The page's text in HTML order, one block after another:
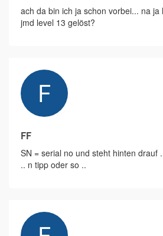
ach da bin ich ja schon vorbei... na ja
jmd level 13 gelöst?
FF
SN = serial no und steht hinten drauf
.. n tipp oder so ..